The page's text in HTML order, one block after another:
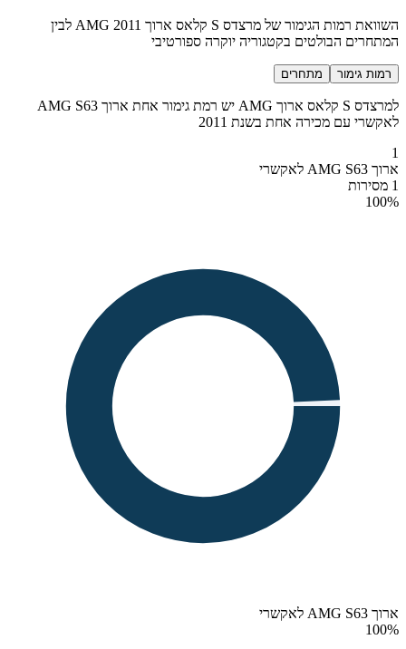
השוואת רמות הגימור של מרצדס S קלאס ארוך AMG 2011 לבין
המתחרים הבולטים בקטגוריה יוקרה ספורטיבי
רמות גימור מתחרים
למרצדס S קלאס ארוך AMG יש רמת גימור אחת ארוך AMG S63
לאקשרי עם מכירה אחת בשנת 2011
1
ארוך AMG S63 לאקשרי
1 מסירות
100%
ארוך AMG S63 לאקשרי
100%